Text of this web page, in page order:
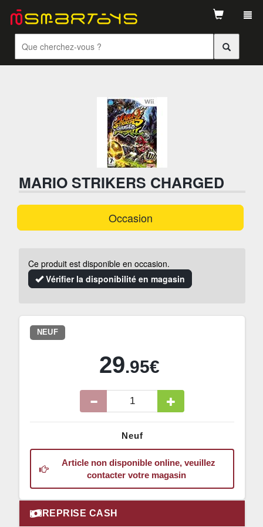
MARIO STRIKERS CHARGED
Occasion
Ce produit est disponible en occasion.
Vérifier la disponibilité en magasin
NEUF
29.95€
Neuf
Article non disponible online, veuillez
contacter votre magasin
REPRISE CASH